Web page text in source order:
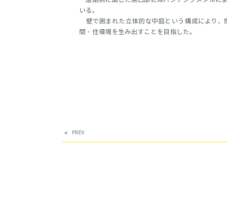
いる。
壁で囲まれた立体的な中庭という構成により
間・住環境を生み出すことを目指した。
PREV